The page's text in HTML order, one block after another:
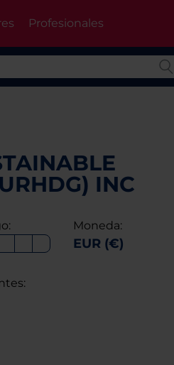
Profesionales
INC
Moneda:
EUR (€)